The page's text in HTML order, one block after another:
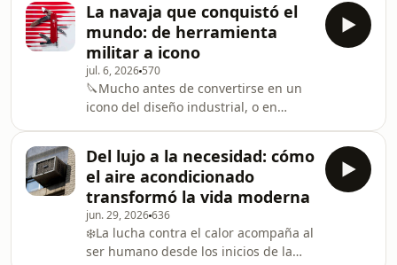
campos de golf, oficinas, pasarelas y
fiestas, su sencillez esconde una
historia de innovación estratégica y
construcción de marca. Y todo
partiendo de la mente de un genio, el
campeón francés de tenis René
Lacoste, que decidió desafiar los
códigos de vestime
La navaja que conquistó el
mundo: de herramienta
militar a icono
jul. 6, 2026 570
🔪Mucho antes de convertirse en un
icono del diseño industrial, o en
respuesta a una necesidad: dotar al
ejército suizo de una herramienta
práctica y resistente. Lo que comenzó
en 1891 como el proyecto de un
pequeño fabricante de cuchillería,
terminó convirtiéndose en una de las
Del lujo a la necesidad: cómo
el aire acondicionado
transformó la vida moderna
jun. 29, 2026636
❄️La lucha contra el calor acompaña al
ser humano desde los inicios de la